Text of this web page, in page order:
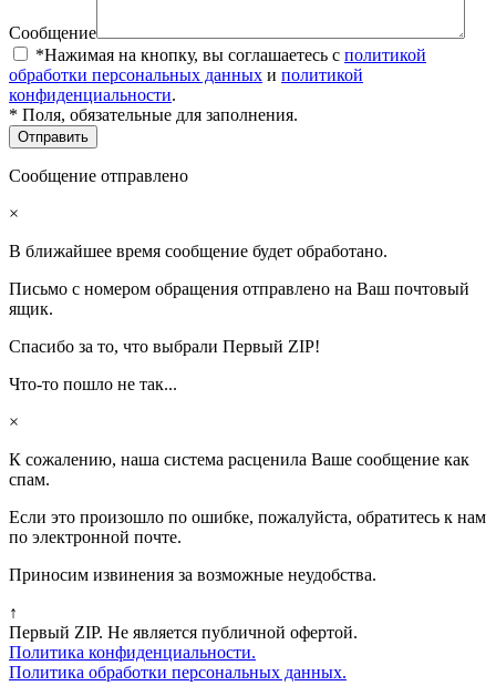
Сообщение
*Нажимая на кнопку, вы соглашаетесь с политикой
обработки персональных данных и политикой
конфиденциальности.
* Поля, обязательные для заполнения.
Сообщение отправлено
×
В ближайшее время сообщение будет обработано.
Письмо с номером обращения отправлено на Ваш почтовый
ящик.
Спасибо за то, что выбрали Первый ZIP!
Что-то пошло не так...
×
К сожалению, наша система расценила Ваше сообщение как
спам.
Если это произошло по ошибке, пожалуйста, обратитесь к нам
по электронной почте.
Приносим извинения за возможные неудобства.
↑
Первый ZIP. Не является публичной офертой.
Политика конфиденциальности.
Политика обработки персональных данных.